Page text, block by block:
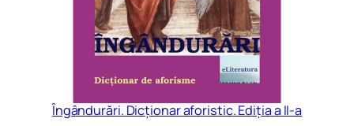
Îngândurări. Dicționar aforistic. Ediția a II-a